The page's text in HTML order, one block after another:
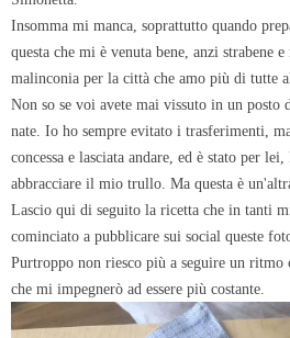
Insomma mi manca, soprattutto quando
questa che mi è venuta bene, anzi strabene
malinconia per la città che amo più di tutte
Non so se voi avete mai vissuto in un posto
nate. Io ho sempre evitato i trasferimenti,
concessa e lasciata andare, ed è stato per
abbracciare il mio trullo. Ma questa è
Lascio qui di seguito la ricetta che in tanti
cominciato a pubblicare sui social queste
Purtroppo non riesco più a seguire un
che mi impegnerò ad essere più costante.